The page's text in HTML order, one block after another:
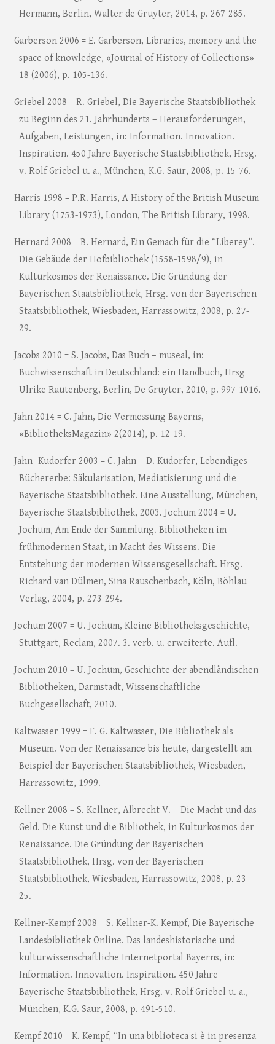
Hermann, Berlin, Walter de Gruyter, 2014, p. 267-285.
Garberson 2006 = E. Garberson, Libraries, memory and the
space of knowledge, «Journal of History of Collections»
18 (2006), p. 105-136.
Griebel 2008 = R. Griebel, Die Bayerische Staatsbibliothek
zu Beginn des 21. Jahrhunderts – Herausforderungen,
Aufgaben, Leistungen, in: Information. Innovation.
Inspiration. 450 Jahre Bayerische Staatsbibliothek, Hrsg.
v. Rolf Griebel u. a., München, K.G. Saur, 2008, p. 15-76.
Harris 1998 = P.R. Harris, A History of the British Museum
Library (1753-1973), London, The British Library, 1998.
Hernard 2008 = B. Hernard, Ein Gemach für die “Liberey”.
Die Gebäude der Hofbibliothek (1558-1598/9), in
Kulturkosmos der Renaissance. Die Gründung der
Bayerischen Staatsbibliothek, Hrsg. von der Bayerischen
Staatsbibliothek, Wiesbaden, Harrassowitz, 2008, p. 27-
29.
Jacobs 2010 = S. Jacobs, Das Buch – museal, in:
Buchwissenschaft in Deutschland: ein Handbuch, Hrsg
Ulrike Rautenberg, Berlin, De Gruyter, 2010, p. 997-1016.
Jahn 2014 = C. Jahn, Die Vermessung Bayerns,
«BibliotheksMagazin» 2(2014), p. 12-19.
Jahn- Kudorfer 2003 = C. Jahn – D. Kudorfer, Lebendiges
Büchererbe: Säkularisation, Mediatisierung und die
Bayerische Staatsbibliothek. Eine Ausstellung, München,
Bayerische Staatsbibliothek, 2003. Jochum 2004 = U.
Jochum, Am Ende der Sammlung. Bibliotheken im
frühmodernen Staat, in Macht des Wissens. Die
Entstehung der modernen Wissensgesellschaft. Hrsg.
Richard van Dülmen, Sina Rauschenbach, Köln, Böhlau
Verlag, 2004, p. 273-294.
Jochum 2007 = U. Jochum, Kleine Bibliotheksgeschichte,
Stuttgart, Reclam, 2007. 3. verb. u. erweiterte. Aufl.
Jochum 2010 = U. Jochum, Geschichte der abendländischen
Bibliotheken, Darmstadt, Wissenschaftliche
Buchgesellschaft, 2010.
Kaltwasser 1999 = F. G. Kaltwasser, Die Bibliothek als
Museum. Von der Renaissance bis heute, dargestellt am
Beispiel der Bayerischen Staatsbibliothek, Wiesbaden,
Harrassowitz, 1999.
Kellner 2008 = S. Kellner, Albrecht V. – Die Macht und das
Geld. Die Kunst und die Bibliothek, in Kulturkosmos der
Renaissance. Die Gründung der Bayerischen
Staatsbibliothek, Hrsg. von der Bayerischen
Staatsbibliothek, Wiesbaden, Harrassowitz, 2008, p. 23-
25.
Kellner-Kempf 2008 = S. Kellner-K. Kempf, Die Bayerische
Landesbibliothek Online. Das landeshistorische und
kulturwissenschaftliche Internetportal Bayerns, in:
Information. Innovation. Inspiration. 450 Jahre
Bayerische Staatsbibliothek, Hrsg. v. Rolf Griebel u. a.,
München, K.G. Saur, 2008, p. 491-510.
Kempf 2010 = K. Kempf, “In una biblioteca si è in presenza